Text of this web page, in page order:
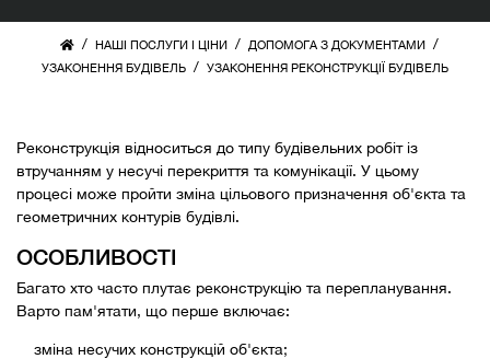
/ НАШІ ПОСЛУГИ І ЦІНИ / ДОПОМОГА З ДОКУМЕНТАМИ /
УЗАКОНЕННЯ БУДІВЕЛЬ / УЗАКОНЕННЯ РЕКОНСТРУКЦІЇ БУДІВЕЛЬ
Реконструкція відноситься до типу будівельних робіт із
втручанням у несучі перекриття та комунікації. У цьому
процесі може пройти зміна цільового призначення об'єкта та
геометричних контурів будівлі.
ОСОБЛИВОСТІ
Багато хто часто плутає реконструкцію та перепланування.
Варто пам'ятати, що перше включає:
зміна несучих конструкцій об'єкта;